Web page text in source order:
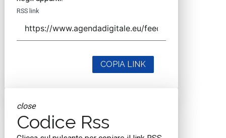
RSS link
COPIA LINK
close
Codice Rss